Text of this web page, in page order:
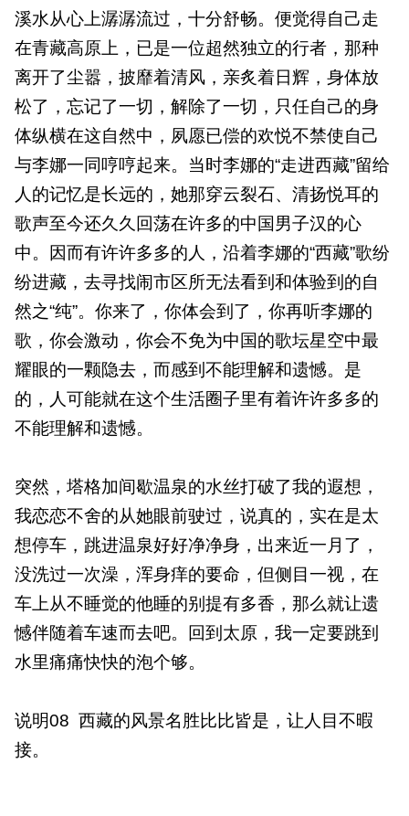
溪水从心上潺潺流过，十分舒畅。便觉得自己走
在青藏高原上，已是一位超然独立的行者，那种
离开了尘嚣，披靡着清风，亲炙着日辉，身体放
松了，忘记了一切，解除了一切，只任自己的身
体纵横在这自然中，夙愿已偿的欢悦不禁使自己
与李娜一同哼哼起来。当时李娜的“走进西藏”留给
人的记忆是长远的，她那穿云裂石、清扬悦耳的
歌声至今还久久回荡在许多的中国男子汉的心
中。因而有许许多多的人，沿着李娜的“西藏”歌纷
纷进藏，去寻找闹市区所无法看到和体验到的自
然之“纯”。你来了，你体会到了，你再听李娜的
歌，你会激动，你会不免为中国的歌坛星空中最
耀眼的一颗隐去，而感到不能理解和遗憾。是
的，人可能就在这个生活圈子里有着许许多多的
不能理解和遗憾。
突然，塔格加间歇温泉的水丝打破了我的遐想，
我恋恋不舍的从她眼前驶过，说真的，实在是太
想停车，跳进温泉好好净净身，出来近一月了，
没洗过一次澡，浑身痒的要命，但侧目一视，在
车上从不睡觉的他睡的别提有多香，那么就让遗
憾伴随着车速而去吧。回到太原，我一定要跳到
水里痛痛快快的泡个够。
说明08 西藏的风景名胜比比皆是，让人目不暇
接。